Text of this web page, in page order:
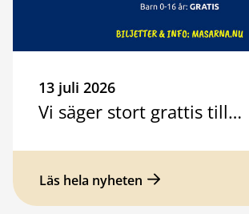
13 juli 2026
Vi säger stort grattis till…
Läs hela nyheten